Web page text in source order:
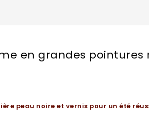
en grandes pointures
peau noire et vernis pour un été